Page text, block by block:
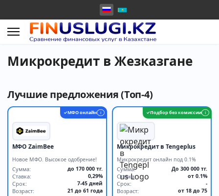
Микрокредит в Жезказгане
Лучшие предложения (Топ-4)
✓МФО онлайн i
МФО ZaimBee
Новое МФО. Высокое одобрение!
Сумма: до 170 000 тг.
Ставка: 0,29%
Срок: 7-45 дней
Возраст: 21 до 61 года
✓Подбор без комиссии i
Микрокредит в Tengeplus
Микрокредит онлайн под 0.1%
Сумма: До 300 000 тг.
Ставка: от 0.1%
Срок: -
Возраст: от 18 до 75